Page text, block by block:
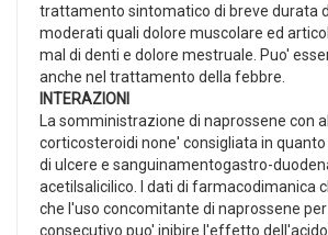
trattamento sintomatico di breve durata
moderati quali dolore muscolare ed
mal di denti e dolore mestruale. Puo'
anche nel trattamento della febbre.
INTERAZIONI
La somministrazione di naprossene con
corticosteroidi none' consigliata in
di ulcere e sanguinamentogastro-
acetilsalicilico. I dati di farmacodimanica
che l'uso concomitante di naprossene
consecutivo puo' inibire l'effetto